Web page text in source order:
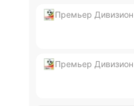
Премьер Дивизион
Премьер Дивизион